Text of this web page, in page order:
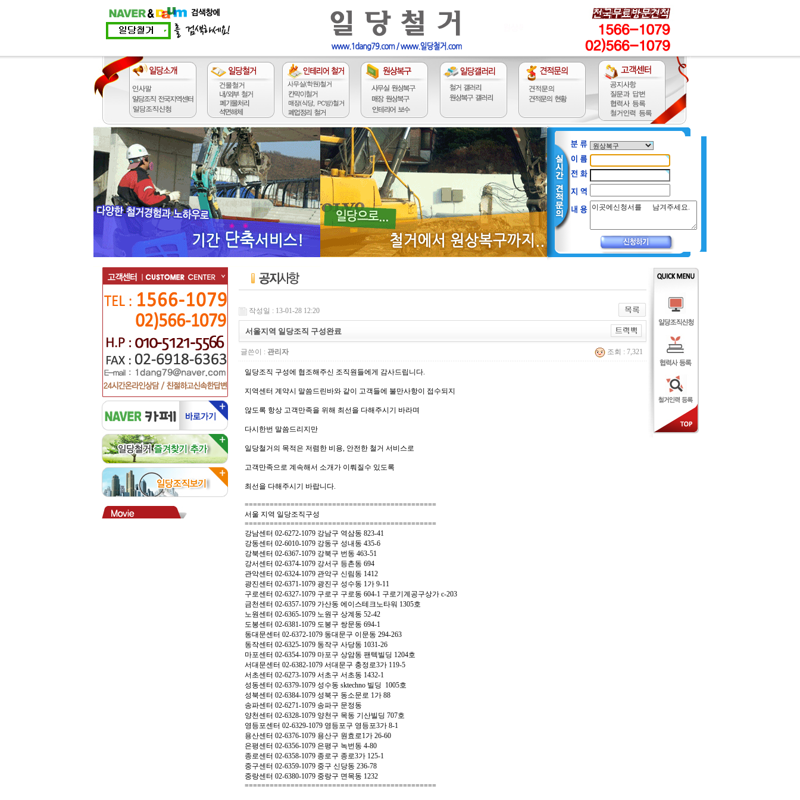
작성일 : 13-01-28 12:20
서울지역 일당조직 구성완료
글쓴이 : 관리자 조회 : 7,321
일당조직 구성에 협조해주신 조직원들에게 감사드립니다.
지역센터 계약시 말씀드린바와 같이 고객들에 불만사항이 접수되지
않도록 항상 고객만족을 위해 최선을 다해주시기 바라며
다시한번 말씀드리지만
일당철거의 목적은 저렴한 비용, 안전한 철거 서비스로
고객만족으로 계속해서 소개가 이뤄질수 있도록
최선을 다해주시기 바랍니다.
==============================================
서울 지역 일당조직구성
==============================================
강남센터 02-6272-1079 강남구 역삼동 823-41
강동센터 02-6010-1079 강동구 성내동 435-6
강북센터 02-6367-1079 강북구 번동 463-51
강서센터 02-6374-1079 강서구 등촌동 694
관악센터 02-6324-1079 관악구 신림동 1412
광진센터 02-6371-1079 광진구 성수동 1가 9-11
구로센터 02-6327-1079 구로구 구로동 604-1 구로기계공구상가 c-203
금천센터 02-6357-1079 가산동 에이스테크노타워 1305호
노원센터 02-6365-1079 노원구 상계동 52-42
도봉센터 02-6381-1079 도봉구 쌍문동 694-1
동대문센터 02-6372-1079 동대문구 이문동 294-263
동작센터 02-6325-1079 동작구 사당동 1031-26
마포센터 02-6354-1079 마포구 상암동 팬텍빌딩 1204호
서대문센터 02-6382-1079 서대문구 충정로3가 119-5
서초센터 02-6273-1079 서초구 서초동 1432-1
성동센터 02-6379-1079 성수동 sktechno 빌딩 1005호
성북센터 02-6384-1079 성북구 동소문로 1가 88
송파센터 02-6271-1079 송파구 문정동
양천센터 02-6328-1079 양천구 목동 기산빌딩 707호
영등포센터 02-6329-1079 영등포구 영등포3가 8-1
용산센터 02-6376-1079 용산구 원효로1가 26-60
은평센터 02-6356-1079 은평구 녹번동 4-80
종로센터 02-6358-1079 종로구 종로3가 125-1
중구센터 02-6359-1079 중구 신당동 236-78
중랑센터 02-6380-1079 중랑구 면목동 1232
==============================================